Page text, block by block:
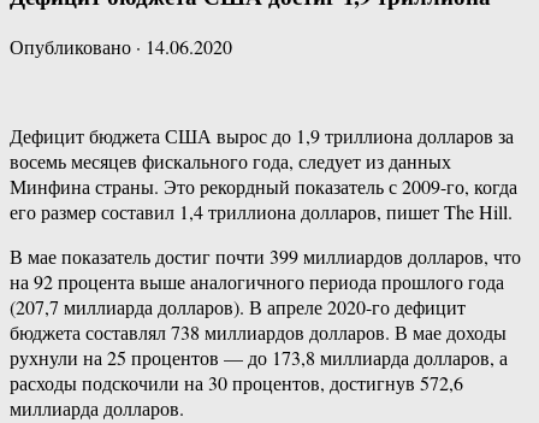
Опубликовано · 14.06.2020
Дефицит бюджета США вырос до 1,9 триллиона долларов за
восемь месяцев фискального года, следует из данных
Минфина страны. Это рекордный показатель с 2009-го, когда
его размер составил 1,4 триллиона долларов, пишет The Hill.
В мае показатель достиг почти 399 миллиардов долларов, что
на 92 процента выше аналогичного периода прошлого года
(207,7 миллиарда долларов). В апреле 2020-го дефицит
бюджета составлял 738 миллиардов долларов. В мае доходы
рухнули на 25 процентов — до 173,8 миллиарда долларов, а
расходы подскочили на 30 процентов, достигнув 572,6
миллиарда долларов.